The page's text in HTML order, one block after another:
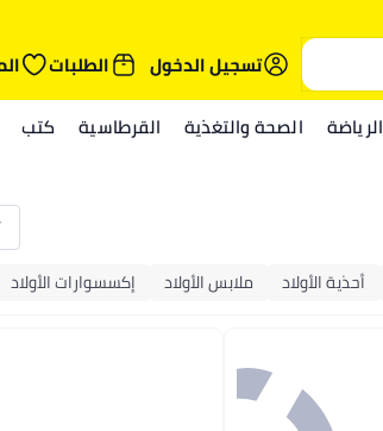
تسجيل الدخول
الطلبات
الرياضة الصحة والتغذية القرطاسية كتب
أحذية الأولاد ملابس الأولاد إكسسوارات الأولاد